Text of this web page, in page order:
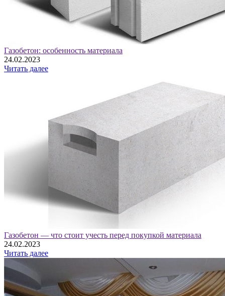
Газобетон: особенность материала
24.02.2023
Читать далее
Газобетон — что стоит учесть перед покупкой материала
24.02.2023
Читать далее